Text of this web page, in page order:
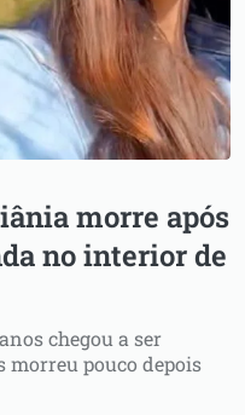
morre após
no interior de
chegou a ser
morreu pouco depois